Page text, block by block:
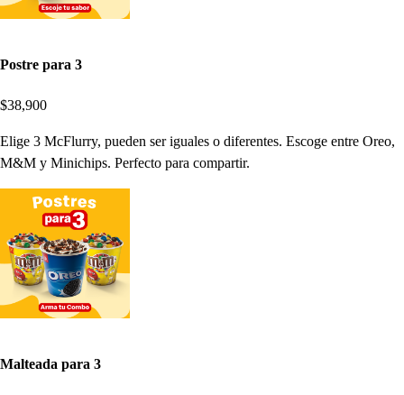
Postre para 3
$38,900
Elige 3 McFlurry, pueden ser iguales o diferentes. Escoge entre Oreo,
M&M y Minichips. Perfecto para compartir.
Malteada para 3